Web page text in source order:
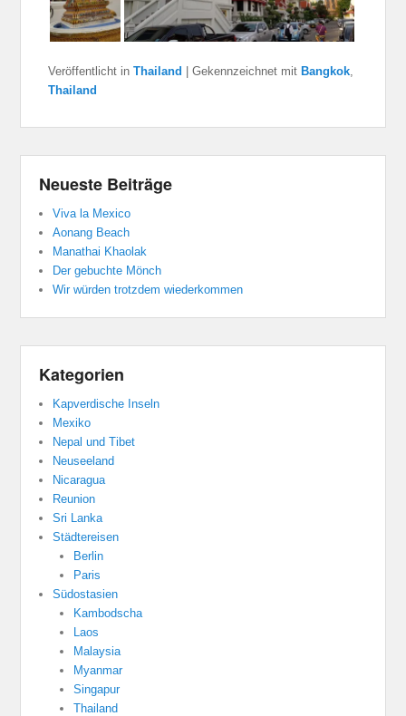
Veröffentlicht in Thailand |Gekennzeichnet mit Bangkok
Thailand
Neueste Beiträge
Viva la Mexico
Aonang Beach
Manathai Khaolak
Der gebuchte Mönch
Wir würden trotzdem wiederkommen
Kategorien
Kapverdische Inseln
Mexiko
Nepal und Tibet
Neuseeland
Nicaragua
Reunion
Sri Lanka
Städtereisen
Berlin
Paris
Südostasien
Kambodscha
Laos
Malaysia
Myanmar
Singapur
Thailand